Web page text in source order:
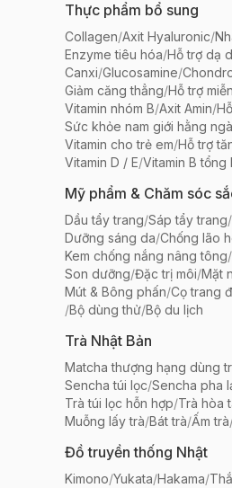
Thực phẩm bổ sung
Collagen/Axit Hyaluronic/
Enzyme tiêu hóa/Hỗ trợ dạ
Canxi/Glucosamine/
Giảm căng thẳng/Hỗ trợ
Vitamin nhóm B/Axit Amin/
Sức khỏe nam giới hằng
Vitamin cho trẻ em/Hỗ trợ
Vitamin D / E/Vitamin B tổng
Mỹ phẩm & Chăm sóc
Dầu tẩy trang/Sáp tẩy trang/
Dưỡng sáng da/Chống lão
Kem chống nắng nâng tông/
Son dưỡng/Đặc trị môi/Mặt
Mút & Bông phấn/Cọ trang
/Bộ dùng thử/Bộ du lịch
Trà Nhật Bản
Matcha thượng hạng dùng
Sencha túi lọc/Sencha pha
Trà túi lọc hỗn hợp/Trà hòa
Muỗng lấy trà/Bát trà/Ấm trà
Đồ truyền thống Nhật
Kimono/Yukata/Hakama/